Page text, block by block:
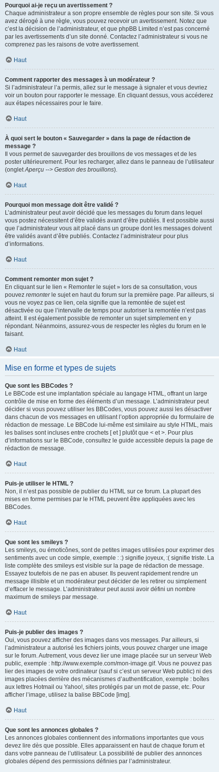
Pourquoi ai-je reçu un avertissement ?
Chaque administrateur a son propre ensemble de règles pour son site. Si vous
avez dérogé à une règle, vous pouvez recevoir un avertissement. Notez que
c’est la décision de l’administrateur, et que phpBB Limited n’est pas concerné
par les avertissements d’un site donné. Contactez l’administrateur si vous ne
comprenez pas les raisons de votre avertissement.
Haut
Comment rapporter des messages à un modérateur ?
Si l’administrateur l’a permis, allez sur le message à signaler et vous devriez
voir un bouton pour rapporter le message. En cliquant dessus, vous accéderez
aux étapes nécessaires pour le faire.
Haut
À quoi sert le bouton « Sauvegarder » dans la page de rédaction de
message ?
Il vous permet de sauvegarder des brouillons de vos messages et de les
poster ultérieurement. Pour les recharger, allez dans le panneau de l’utilisateur
(ongletAperçu --> Gestion des brouillons).
Haut
Pourquoi mon message doit être validé ?
L’administrateur peut avoir décidé que les messages du forum dans lequel
vous postez nécessitent d’être validés avant d’être publiés. Il est possible aussi
que l’administrateur vous ait placé dans un groupe dont les messages doivent
être validés avant d’être publiés. Contactez l’administrateur pour plus
d’informations.
Haut
Comment remonter mon sujet ?
En cliquant sur le lien « Remonter le sujet » lors de sa consultation, vous
pouvez remonterle sujet en haut du forum sur la première page. Par ailleurs, si
vous ne voyez pas ce lien, cela signifie que la remontée de sujet est
désactivée ou que l’intervalle de temps pour autoriser la remontée n’est pas
atteint. Il est également possible de remonter un sujet simplement en y
répondant. Néanmoins, assurez-vous de respecter les règles du forum en le
faisant.
Haut
Mise en forme et types de sujets
Que sont les BBCodes ?
Le BBCode est une implantation spéciale au langage HTML, offrant un large
contrôle de mise en forme des éléments d’un message. L’administrateur peut
décider si vous pouvez utiliser les BBCodes, vous pouvez aussi les désactiver
dans chacun de vos messages en utilisant l’option appropriée du formulaire de
rédaction de message. Le BBCode lui-même est similaire au style HTML, mais
les balises sont incluses entre crochets [ et ] plutôt que < et >. Pour plus
d’informations sur le BBCode, consultez le guide accessible depuis la page de
rédaction de message.
Haut
Puis-je utiliser le HTML ?
Non, il n’est pas possible de publier du HTML sur ce forum. La plupart des
mises en forme permises par le HTML peuvent être appliquées avec les
BBCodes.
Haut
Que sont les smileys ?
Les smileys, ou émoticônes, sont de petites images utilisées pour exprimer des
sentiments avec un code simple, exemple : :) signifie joyeux, :( signifie triste. La
liste complète des smileys est visible sur la page de rédaction de message.
Essayez toutefois de ne pas en abuser. Ils peuvent rapidement rendre un
message illisible et un modérateur peut décider de les retirer ou simplement
d’effacer le message. L’administrateur peut aussi avoir défini un nombre
maximum de smileys par message.
Haut
Puis-je publier des images ?
Oui, vous pouvez afficher des images dans vos messages. Par ailleurs, si
l’administrateur a autorisé les fichiers joints, vous pouvez charger une image
sur le forum. Autrement, vous devez lier une image placée sur un serveur Web
public, exemple : http://www.exemple.com/mon-image.gif. Vous ne pouvez pas
lier des images de votre ordinateur (sauf si c’est un serveur Web public) ni des
images placées derrière des mécanismes d’authentification, exemple : boîtes
aux lettres Hotmail ou Yahoo!, sites protégés par un mot de passe, etc. Pour
afficher l’image, utilisez la balise BBCode [img].
Haut
Que sont les annonces globales ?
Les annonces globales contiennent des informations importantes que vous
devez lire dès que possible. Elles apparaissent en haut de chaque forum et
dans votre panneau de l’utilisateur. La possibilité de publier des annonces
globales dépend des permissions définies par l’administrateur.